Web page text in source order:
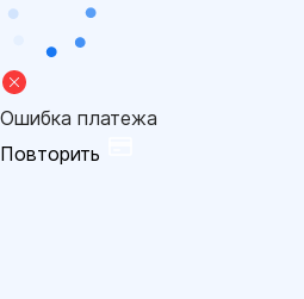
Ошибка платежа
Повторить